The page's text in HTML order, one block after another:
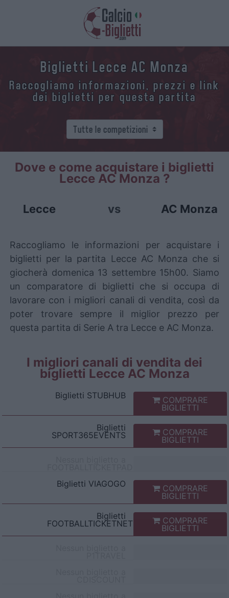
Biglietti Lecce AC Monza
Raccogliamo informazioni, prezzi e link
dei biglietti per questa partita
Dove e come acquistare i biglietti
Lecce AC Monza ?
Lecce vs AC Monza
Raccogliamo le informazioni per acquistare i
biglietti per la partita Lecce AC Monza che si
giocherà domenica 13 settembre 15h00. Siamo
un comparatore di biglietti che si occupa di
lavorare con i migliori canali di vendita, così da
poter trovare sempre il miglior prezzo per
questa partita di Serie A tra Lecce e AC Monza.
I migliori canali di vendita dei
biglietti Lecce AC Monza
Biglietti STUBHUB COMPRARE
BIGLIETTI
Biglietti
SPORT365EVENTS COMPRARE
BIGLIETTI
Biglietti VIAGOGO COMPRARE
BIGLIETTI
Biglietti
FOOTBALLTICKETNET COMPRARE
BIGLIETTI